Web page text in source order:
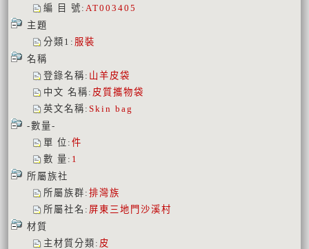
編 目 號 : AT003405
主題
分類1 : 服裝
名稱
登錄名稱 : 山羊皮袋
中文 名稱 : 皮質攜物袋
英文名稱 : Skin bag
-數量-
單 位 : 件
數 量 : 1
所屬族社
所屬族群 : 排灣族
所屬社名 : 屏東三地門沙溪村
材質
主材質分類 : 皮